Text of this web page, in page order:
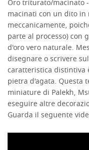
Oro triturato/macinato
macinati con un dito in
meccanicamente,
parte al processo) con
d'oro vero naturale.
disegnare o scrivere
caratteristica distintiva
pietra d'agata. Questa
miniature di Palekh,
eseguire altre
Guarda il seguente